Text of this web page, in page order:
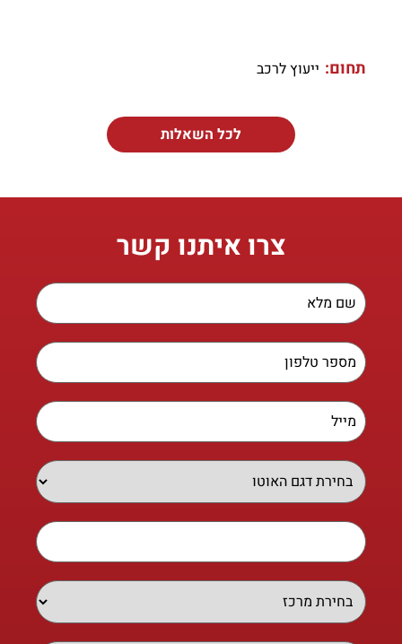
תחום: ייעוץ לרכב
לכל השאלות
צרו איתנו קשר